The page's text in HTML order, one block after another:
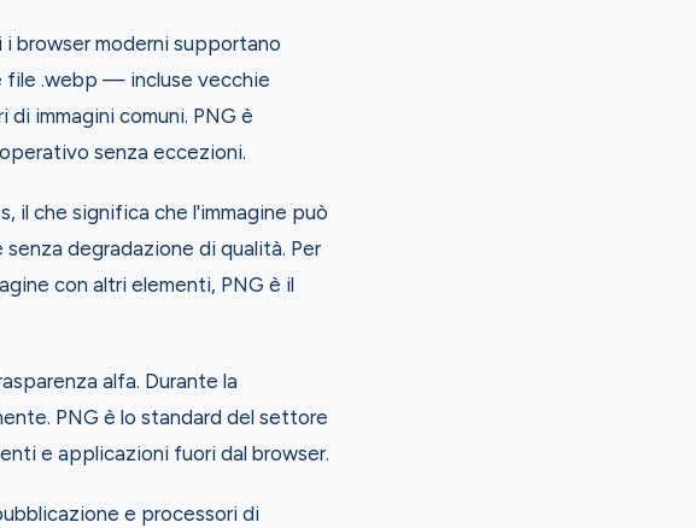
browser moderni supportano
file .webp — incluse vecchie
immagini comuni. PNG è
senza eccezioni.
il che significa che l'immagine può
degradazione di qualità. Per
con altri elementi, PNG è il
alfa. Durante la
PNG è lo standard del settore
e applicazioni fuori dal browser.
e processori di